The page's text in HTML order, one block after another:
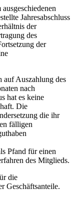
Jahresabschluss
der
des
der
auf Auszahlung des
nach
hat es keine
Die
die ihr
fälligen
Pfand für einen
des Mitglieds.
die
Geschäftsanteile.